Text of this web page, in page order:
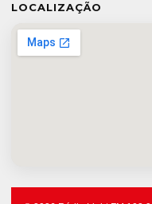
LOCALIZAÇÃO